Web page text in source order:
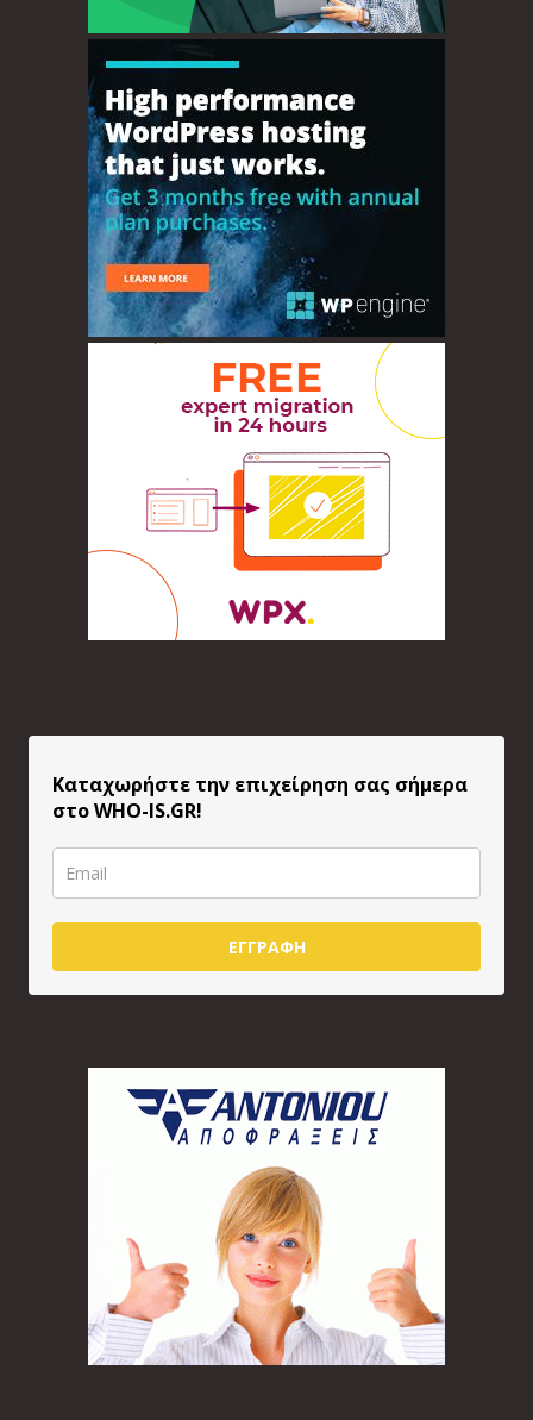
Καταχωρήστε την επιχείρηση σας σήμερα
στο WHO-IS.GR!
ΕΓΓΡΑΦΗ